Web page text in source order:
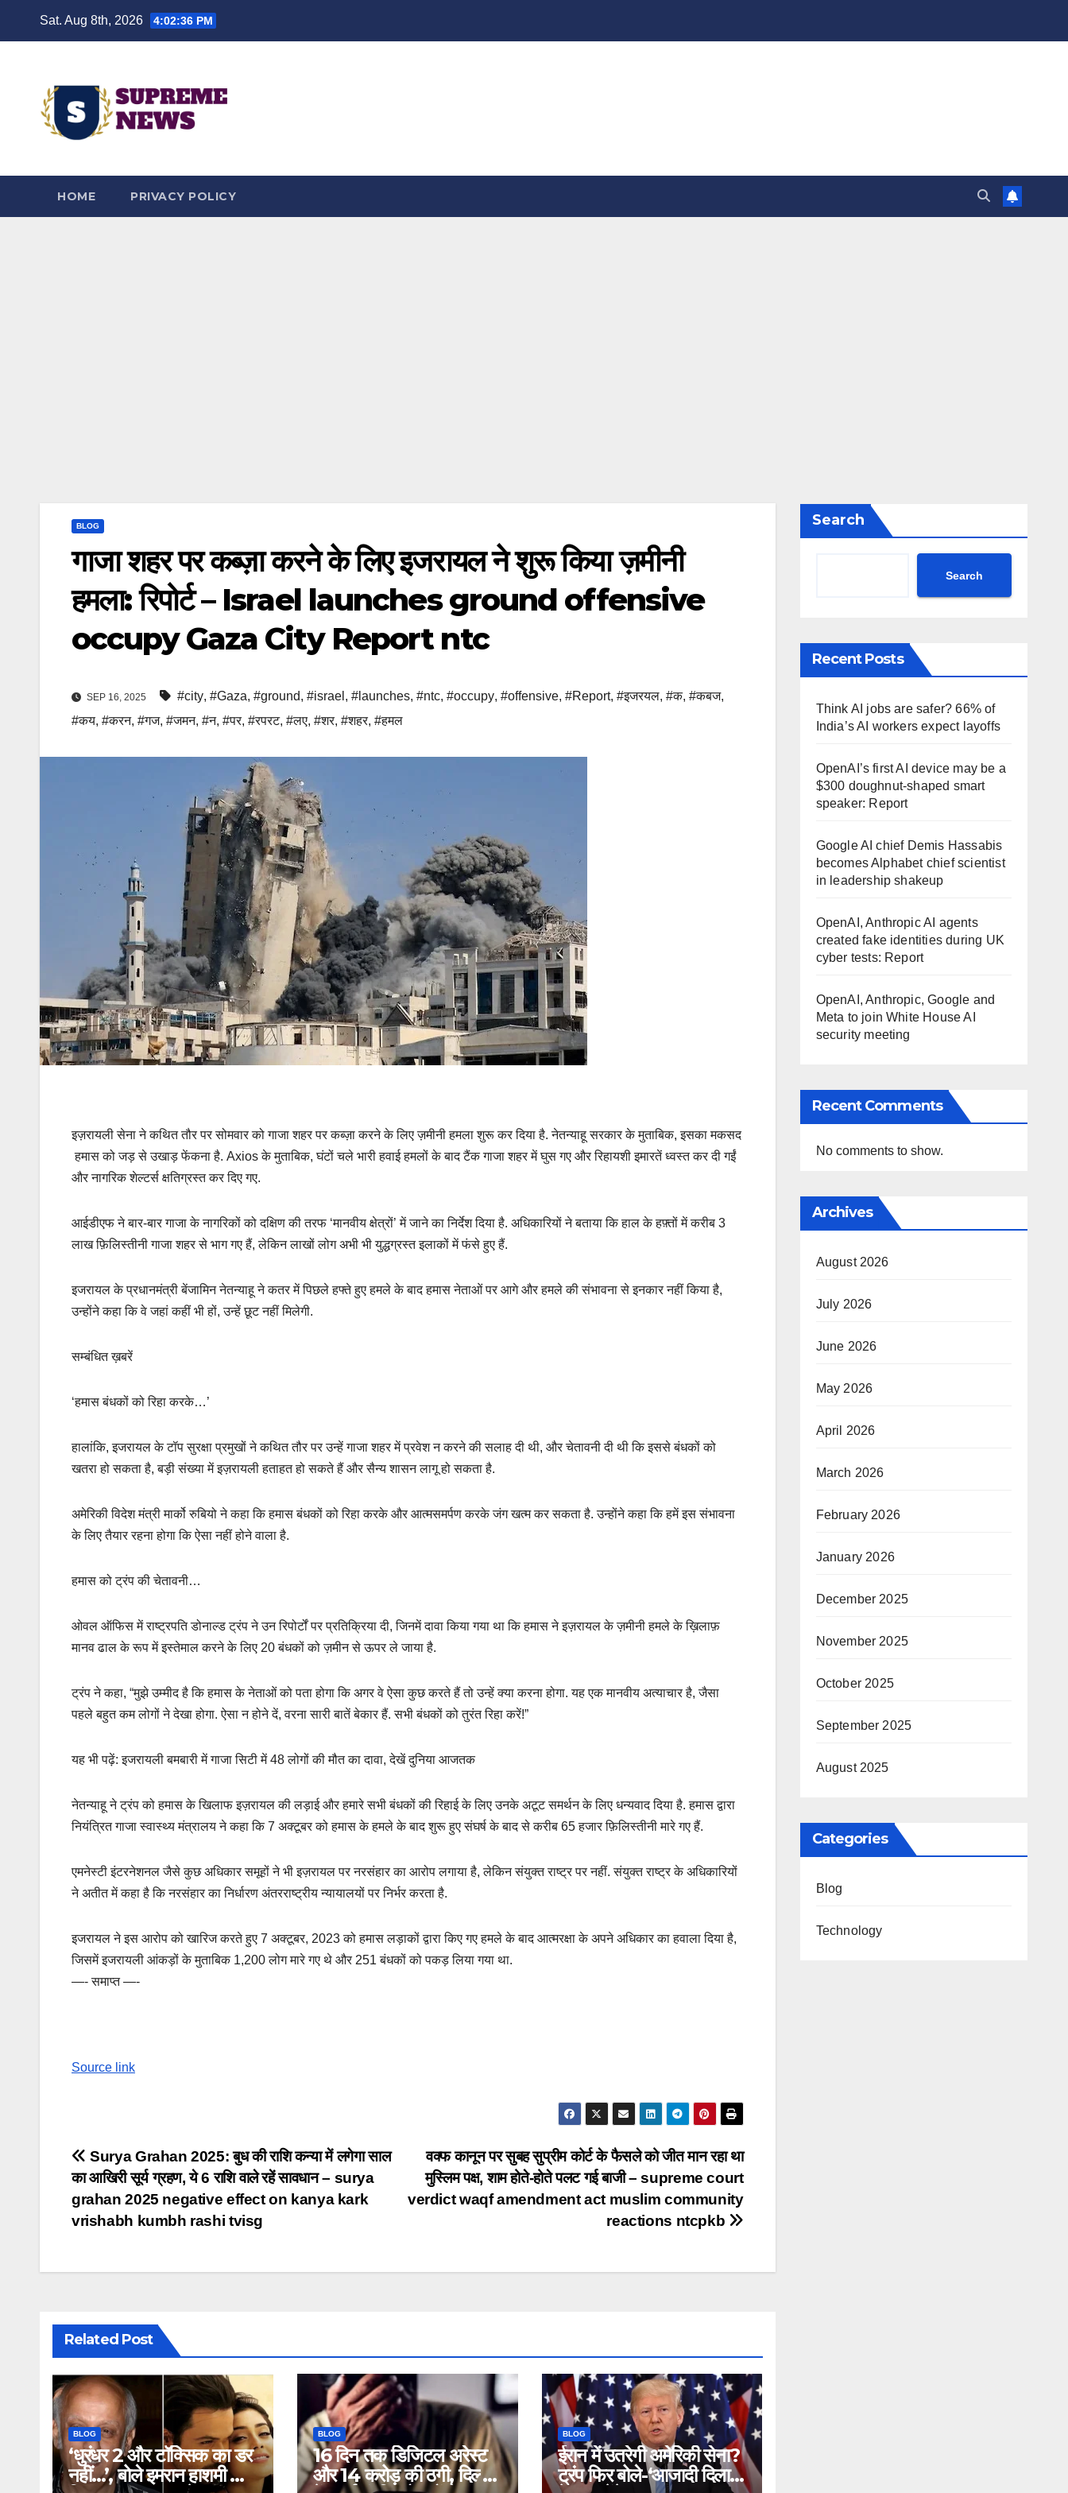
Sat. Aug 8th, 2026 4:02:37 PM
HOME PRIVACY POLICY
BLOG
गाजा शहर पर कब्ज़ा करने के लिए इजरायल ने शुरू किया ज़मीनी
हमला: रिपोर्ट – Israel launches ground offensive
occupy Gaza City Report ntc
SEP 16, 2025 #city, #Gaza, #ground, #israel , #launches, #ntc, #occupy, #offensive, #Report, #इजरयल, #क, #कबज,
#कय, #करन, #गज, #जमन, #न, #पर, #रपरट, #लए, #शर, #शहर, #हमल
इज़रायली सेना ने कथित तौर पर सोमवार को गाजा शहर पर कब्ज़ा करने के लिए ज़मीनी हमला शुरू कर दिया है. नेतन्याहू सरकार के मुताबिक, इसका मकसद
हमास को जड़ से उखाड़ फेंकना है. Axios के मुताबिक, घंटों चले भारी हवाई हमलों के बाद टैंक गाजा शहर में घुस गए और रिहायशी इमारतें ध्वस्त कर दी गईं
और नागरिक शेल्टर्स क्षतिग्रस्त कर दिए गए.
आईडीएफ ने बार-बार गाजा के नागरिकों को दक्षिण की तरफ ‘मानवीय क्षेत्रों’ में जाने का निर्देश दिया है. अधिकारियों ने बताया कि हाल के हफ़्तों में करीब 3
लाख फ़िलिस्तीनी गाजा शहर से भाग गए हैं, लेकिन लाखों लोग अभी भी युद्धग्रस्त इलाकों में फंसे हुए हैं.
इजरायल के प्रधानमंत्री बेंजामिन नेतन्याहू ने कतर में पिछले हफ्ते हुए हमले के बाद हमास नेताओं पर आगे और हमले की संभावना से इनकार नहीं किया है,
उन्होंने कहा कि वे जहां कहीं भी हों, उन्हें छूट नहीं मिलेगी.
सम्बंधित ख़बरें
‘हमास बंधकों को रिहा करके…’
हालांकि, इजरायल के टॉप सुरक्षा प्रमुखों ने कथित तौर पर उन्हें गाजा शहर में प्रवेश न करने की सलाह दी थी, और चेतावनी दी थी कि इससे बंधकों को
खतरा हो सकता है, बड़ी संख्या में इज़रायली हताहत हो सकते हैं और सैन्य शासन लागू हो सकता है.
अमेरिकी विदेश मंत्री मार्को रुबियो ने कहा कि हमास बंधकों को रिहा करके और आत्मसमर्पण करके जंग खत्म कर सकता है. उन्होंने कहा कि हमें इस संभावना
के लिए तैयार रहना होगा कि ऐसा नहीं होने वाला है.
हमास को ट्रंप की चेतावनी…
ओवल ऑफिस में राष्ट्रपति डोनाल्ड ट्रंप ने उन रिपोर्टों पर प्रतिक्रिया दी, जिनमें दावा किया गया था कि हमास ने इज़रायल के ज़मीनी हमले के ख़िलाफ़
मानव ढाल के रूप में इस्तेमाल करने के लिए 20 बंधकों को ज़मीन से ऊपर ले जाया है.
ट्रंप ने कहा, “मुझे उम्मीद है कि हमास के नेताओं को पता होगा कि अगर वे ऐसा कुछ करते हैं तो उन्हें क्या करना होगा. यह एक मानवीय अत्याचार है, जैसा
पहले बहुत कम लोगों ने देखा होगा. ऐसा न होने दें, वरना सारी बातें बेकार हैं. सभी बंधकों को तुरंत रिहा करें!”
यह भी पढ़ें: इजरायली बमबारी में गाजा सिटी में 48 लोगों की मौत का दावा, देखें दुनिया आजतक
नेतन्याहू ने ट्रंप को हमास के खिलाफ इज़रायल की लड़ाई और हमारे सभी बंधकों की रिहाई के लिए उनके अटूट समर्थन के लिए धन्यवाद दिया है. हमास द्वारा
नियंत्रित गाजा स्वास्थ्य मंत्रालय ने कहा कि 7 अक्टूबर को हमास के हमले के बाद शुरू हुए संघर्ष के बाद से करीब 65 हजार फ़िलिस्तीनी मारे गए हैं.
एमनेस्टी इंटरनेशनल जैसे कुछ अधिकार समूहों ने भी इज़रायल पर नरसंहार का आरोप लगाया है, लेकिन संयुक्त राष्ट्र पर नहीं. संयुक्त राष्ट्र के अधिकारियों
ने अतीत में कहा है कि नरसंहार का निर्धारण अंतरराष्ट्रीय न्यायालयों पर निर्भर करता है.
इजरायल ने इस आरोप को खारिज करते हुए 7 अक्टूबर, 2023 को हमास लड़ाकों द्वारा किए गए हमले के बाद आत्मरक्षा के अपने अधिकार का हवाला दिया है,
जिसमें इजरायली आंकड़ों के मुताबिक 1,200 लोग मारे गए थे और 251 बंधकों को पकड़ लिया गया था.
—- समाप्त —-
Source link
Post
navigation
वक्फ कानून पर सुबह सुप्रीम कोर्ट के फैसले को जीत मान रहा था
मुस्लिम पक्ष, शाम होते-होते पलट गई बाजी – supreme court
verdict waqf amendment act muslim community
reactions ntcpkb
Surya Grahan 2025: बुध की राशि कन्या में लगेगा साल
का आखिरी सूर्य ग्रहण, ये 6 राशि वाले रहें सावधान – surya
grahan 2025 negative effect on kanya kark
vrishabh kumbh rashi tvisg
Related Post
BLOG
‘धुरंधर 2 और टॉक्सिक का डर
नहीं…’, बोले इमरान हाशमी की
BLOG
16 दिन तक डिजिटल अरेस्ट
और 14 करोड़ की ठगी, दिल्ली
BLOG
ईरान में उतरेगी अमेरिकी सेना?
ट्रंप फिर बोले-‘आजादी दिलाने
Search
Search
Recent Posts
Think AI jobs are safer? 66% of
India’s AI workers expect layoffs
OpenAI’s first AI device may be a
$300 doughnut-shaped smart
speaker: Report
Google AI chief Demis Hassabis
becomes Alphabet chief scientist
in leadership shakeup
OpenAI, Anthropic AI agents
created fake identities during UK
cyber tests: Report
OpenAI, Anthropic, Google and
Meta to join White House AI
security meeting
Recent Comments
No comments to show.
Archives
August 2026
July 2026
June 2026
May 2026
April 2026
March 2026
February 2026
January 2026
December 2025
November 2025
October 2025
September 2025
August 2025
Categories
Blog
Technology